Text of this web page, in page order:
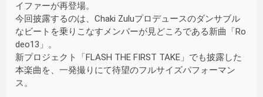
イファーが再登場。
今回披露するのは、Chaki Zuluプロデュースのダンサブル
なビートを乗りこなすメンバーが見どころである新曲「Ro
deo13」。
新プロジェクト「FLASH THE FIRST TAKE」でも披露した
本楽曲を、一発撮りにて待望のフルサイズパフォーマン
ス。